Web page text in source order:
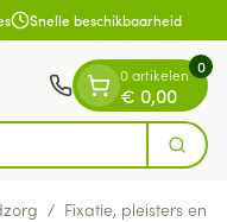
Snelle beschikbaarheid
Zoek
0 artikelen
€ 0,00
0
/ Fixatie, pleisters en